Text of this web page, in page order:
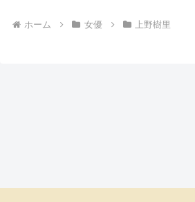
ホーム 女優 上野樹里